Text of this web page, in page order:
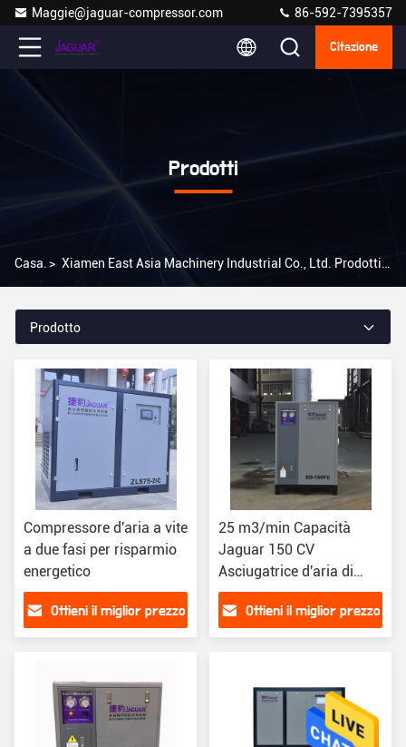
Maggie@jaguar-compressor.com 86-592-7395357
Citazione
Prodotti
Casa. > Xiamen East Asia Machinery Industrial Co., Ltd. Prodotti Online
Prodotto
Compressore d'aria a vite
a due fasi per risparmio
energetico
Ottieni il miglior prezzo
25 m3/min Capacità
Jaguar 150 CV
Asciugatrice d'aria di
refrigerazione da 3,8 kW
per il supporto online
Ottieni il miglior prezzo